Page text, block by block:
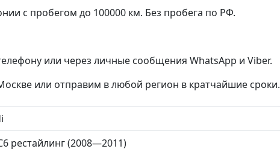
с пробегом до 100000 км. Без пробега по РФ.
или через личные сообщения WhatsApp и Viber.
или отправим в любой регион в кратчайшие сроки.
рестайлинг (2008—2011)